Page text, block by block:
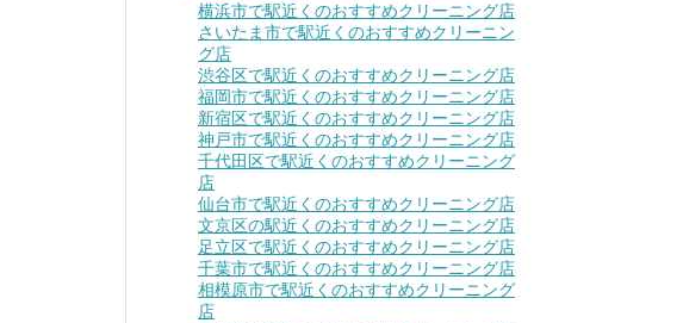
横浜市で駅近くのおすすめクリーニング店
さいたま市で駅近くのおすすめクリーニン
グ店
渋谷区で駅近くのおすすめクリーニング店
福岡市で駅近くのおすすめクリーニング店
新宿区で駅近くのおすすめクリーニング店
神戸市で駅近くのおすすめクリーニング店
千代田区で駅近くのおすすめクリーニング
店
仙台市で駅近くのおすすめクリーニング店
文京区の駅近くのおすすめクリーニング店
足立区で駅近くのおすすめクリーニング店
千葉市で駅近くのおすすめクリーニング店
相模原市で駅近くのおすすめクリーニング
店